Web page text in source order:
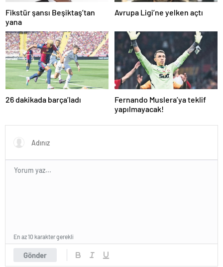
Fikstür şansı Beşiktaş’tan
yana
Avrupa Ligi’ne yelken açtı
26 dakikada barça’ladı
Fernando Muslera’ya teklif
yapılmayacak!
Gönder
En az 10 karakter gerekli